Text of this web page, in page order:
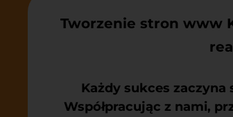
Tworzenie stron www
Każdy sukces zaczyna
Współpracując z nami,